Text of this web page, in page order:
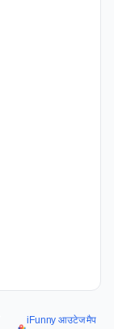
iFunny आउटेज मैप